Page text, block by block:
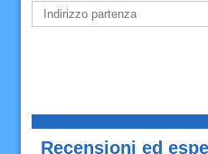
Recensioni ed